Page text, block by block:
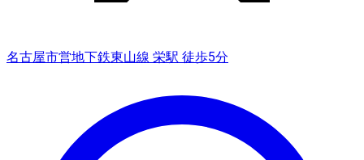
名古屋市営地下鉄東山線 栄駅 徒歩5分